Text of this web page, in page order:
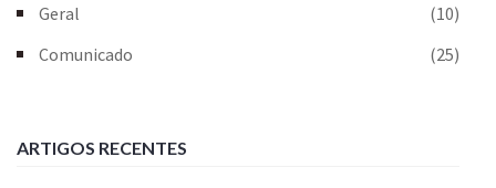
Geral
(10)
Comunicado
(25)
ARTIGOS RECENTES